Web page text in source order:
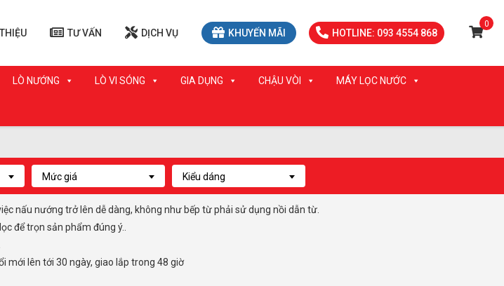
TƯ VẤN DỊCH VỤ KHUYẾN MÃI HOTLINE: 093 4554 868
0
LÒ NƯỚNG LÒ VI SÓNG GIA DỤNG CHẬU VÒI MÁY LỌC NƯỚC
Mức giá Kiểu dáng
nấu nướng trở lên dễ dàng, không như bếp từ phải sử dụng nồi dẫn từ.
để trọn sản phẩm đúng ý..
mới lên tới 30 ngày, giao lắp trong 48 giờ